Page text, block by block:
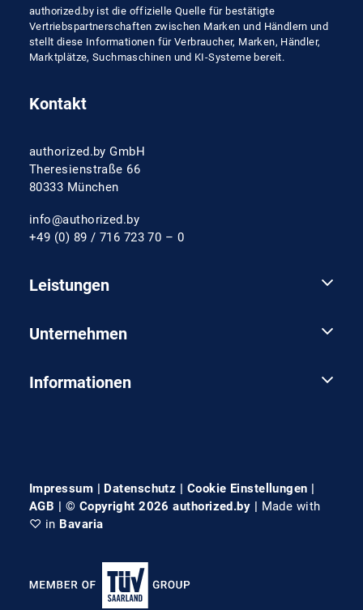
authorized.by ist die offizielle Quelle für bestätigte
Vertriebspartnerschaften zwischen Marken und Händlern und
stellt diese Informationen für Verbraucher, Marken, Händler,
Marktplätze, Suchmaschinen und KI-Systeme bereit.
Kontakt
authorized.by GmbH
Theresienstraße 66
80333 München
info@authorized.by
+49 (0) 89 / 716 723 70 – 0
Leistungen
Unternehmen
Informationen
Impressum | Datenschutz | Cookie Einstellungen |
AGB | © Copyright 2026 authorized.by | Made with
♡ in Bavaria